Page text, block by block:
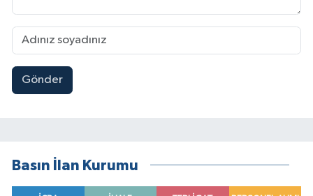
Gönder
Basın İlan Kurumu